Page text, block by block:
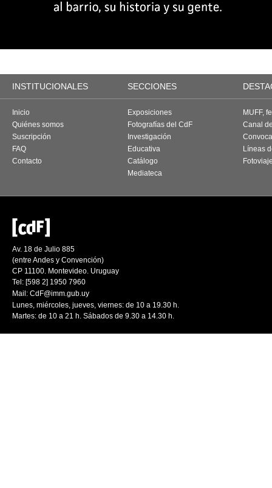
INSTITUCIONALES SECCIONES
Inicio
Quiénes somos
Suscripción
FAQ
Contacto
Exposiciones
Fotografías del CdF
Investigación
Educativa
Catálogo
Mediateca
MUFF,
Canal
Líneas
Av. 18 de Julio 885
(entre Andes y Convención)
CP 11100. Montevideo. Uruguay
Tel: [598 2] 1950 7960
Mail: CdF@imm.gub.uy
Lunes, miércoles, jueves, viernes: de 10 a 19.30 h.
Martes: de 10 a 21 h. Sábados de 9.30 a 14.30 h.